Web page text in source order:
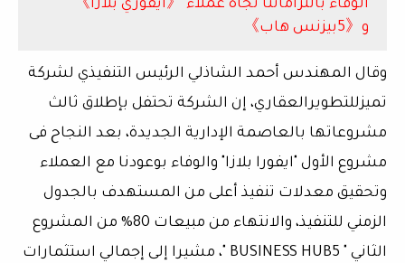
الوفاء بالتزاماتنا تجاه عملاء 《أيڤوري بلازا》
و《5بيزنس هاب》
وقال المهندس أحمد الشاذلي الرئيس التنفيذي لشركة
تميزللتطويرالعقاري، إن الشركة تحتفل بإطلاق ثالث
مشروعاتها بالعاصمة الإدارية الجديدة، بعد النجاح فى
مشروع الأول "ايفورا بلازا" والوفاء بوعودنا مع العملاء
وتحقيق معدلات تنفيذ أعلى من المستهدف بالجدول
الزمني للتنفيذ، والانتهاء من مبيعات 80% من المشروع
الثاني " BUSINESS HUB5 "، مشيرا إلى إجمالي استثمارات